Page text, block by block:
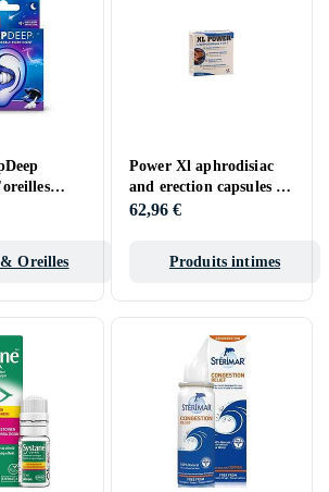
pour le
Oreilles
Power Xl aphrodisiac
and erection capsules 20
cap
62,96 €
Produits intimes